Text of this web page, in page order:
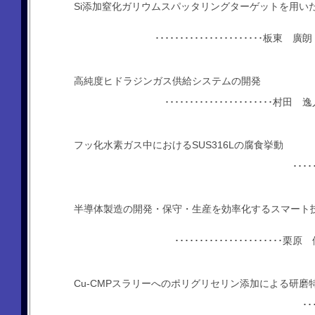
Si添加窒化ガリウムスパッタリングターゲットを用い
･･････････････････････板東
高純度ヒドラジンガス供給システムの開発
･･････････････････････村
フッ化水素ガス中におけるSUS316Lの腐食挙動
･･･
半導体製造の開発・保守・生産を効率化するスマート
･･････････････････････
Cu-CMPスラリーへのポリグリセリン添加による研磨
･